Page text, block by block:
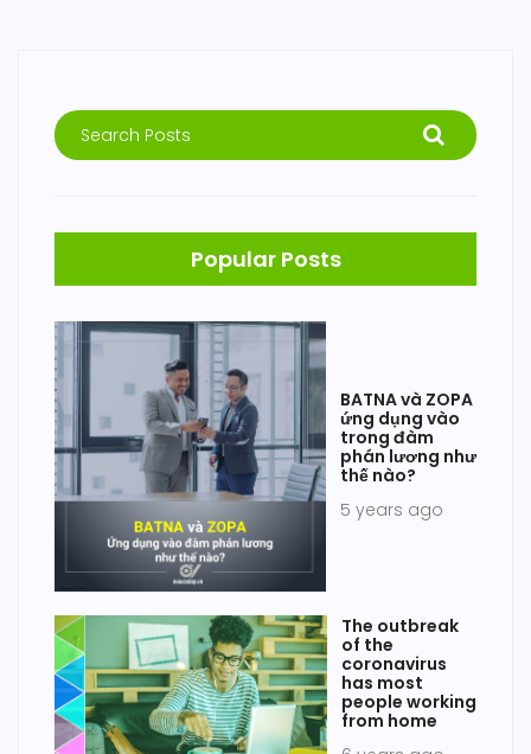
Popular Posts
BATNA và ZOPA
ứng dụng vào
trong đàm
phán lương như
thế nào?
5 years ago
The outbreak
of the
coronavirus
has most
people working
from home